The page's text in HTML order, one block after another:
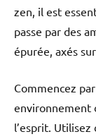
zen, il est
passe par des
épurée, axés
Commencez
environnement
l’esprit.